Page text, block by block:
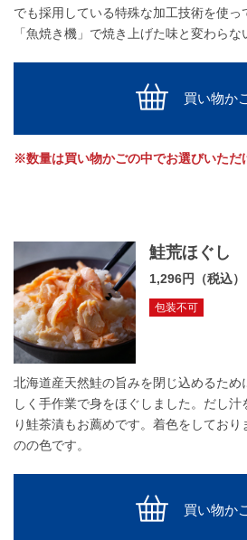
でも採用している特殊な加工技術を使っ
「魚焼き機」で焼き上げた味と変わらな
買い物か
※数量は買い物かごの中でお選びいただ
鮭荒ほぐし
1,296円（税込）
包装不可
北海道産天然鮭の旨みを閉じ込めるため
しく手作業で身をほぐしました。だし汁
り鮭茶漬もお薦めです。着色をしており
のの色です。
買い物か